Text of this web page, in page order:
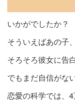
いかがでしたか？
そういえばあの子
そろそろ彼女に告
でもまだ自信がな
恋愛の科学では、